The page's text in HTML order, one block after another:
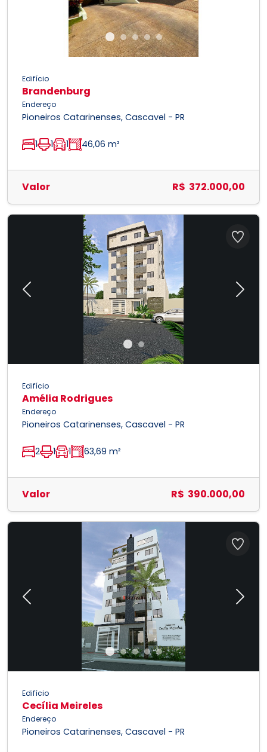
Edifício
Brandenburg
Endereço
Pioneiros Catarinenses, Cascavel - PR
1 1 1 46,06 m²
Valor R$ 372.000,00
Previous Next
Edifício
Amélia Rodrigues
Endereço
Pioneiros Catarinenses, Cascavel - PR
2 1 1 63,69 m²
Valor R$ 390.000,00
Previous Next
Edifício
Cecília Meireles
Endereço
Pioneiros Catarinenses, Cascavel - PR